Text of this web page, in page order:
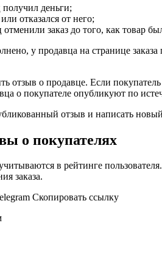
получил деньги;
отказался от него;
заказ до того, как товар
у продавца на странице
отзыв о продавце. Если
о покупателе опубликуют по
отзыв и написать
о покупателях
в рейтинге
заказа.
Скопировать ссылку